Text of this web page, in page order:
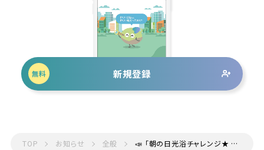
無料 新規登録
TOP お知らせ 全般 📣 「朝の日光浴チャレンジ★ 〜ボーナスタイムでポイントUP！〜」イベント 最終結果のご報告